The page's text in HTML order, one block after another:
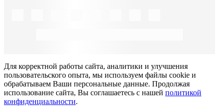
Для корректной работы сайта, аналитики и улучшения
пользовательского опыта, мы используем файлы cookie и
обрабатываем Ваши персональные данные. Продолжая
использование сайта, Вы соглашаетесь с нашей политикой
конфиденциальности.